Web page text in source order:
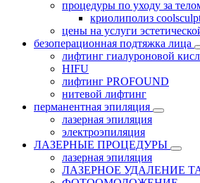
процедуры по уходу за
криолиполиз
цены на услуги
безоперационная подтяжка лица
лифтинг гиалуроновой
HIFU
лифтинг PROFOUND
нитевой лифтинг
перманентная эпиляция
лазерная эпиляция
электроэпиляция
ЛАЗЕРНЫЕ ПРОЦЕДУРЫ
лазерная эпиляция
ЛАЗЕРНОЕ УДАЛЕНИЕ